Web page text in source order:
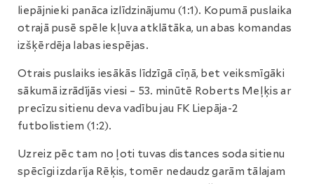
liepājnieki panāca izlīdzinājumu (1:1). Kopumā puslaika
otrajā pusē spēle kļuva atklātāka, un abas komandas
izšķērdēja labas iespējas.
Otrais puslaiks iesākās līdzīgā cīņā, bet veiksmīgāki
sākumā izrādījās viesi – 53. minūtē Roberts Meļķis ar
precīzu sitienu deva vadību jau FK Liepāja-2
futbolistiem (1:2).
Uzreiz pēc tam no ļoti tuvas distances soda sitienu
spēcīgi izdarīja Rēķis, tomēr nedaudz garām tālajam